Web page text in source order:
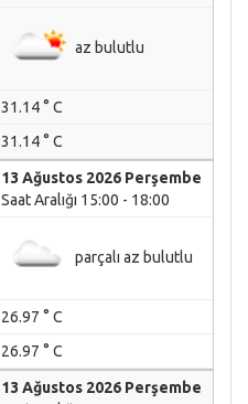
az bulutlu
31.14 ° C
31.14 ° C
13 Ağustos 2026 Perşembe
Saat Aralığı 15:00 - 18:00
parçalı az bulutlu
26.97 ° C
26.97 ° C
13 Ağustos 2026 Perşembe